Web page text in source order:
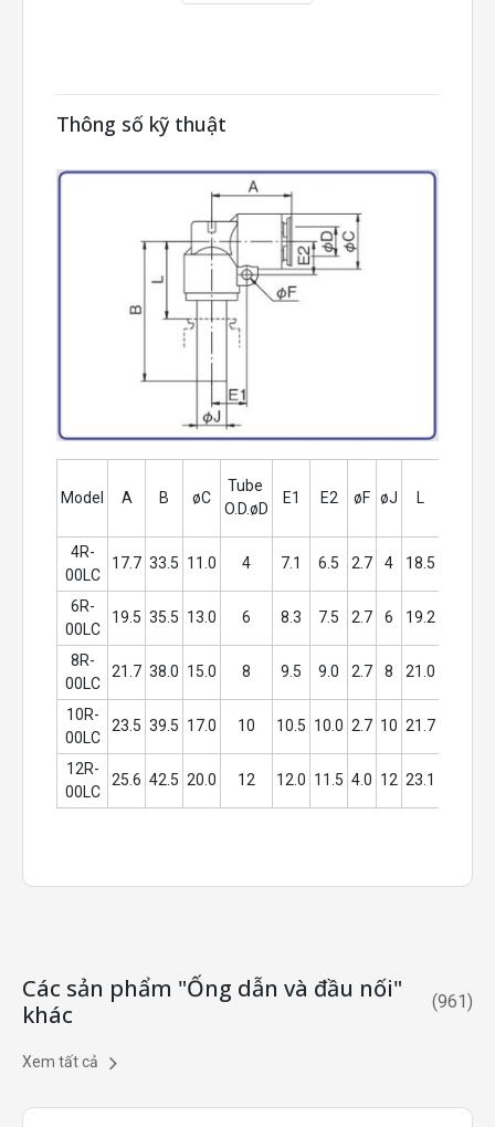
Thông số kỹ thuật
Model A B øC
Tube
O.D.øD
E1 E2 øF øJ L
4R-
00LC
17.7 33.5 11.0 4 7.1 6.5 2.7 4 18.5
6R-
00LC
19.5 35.5 13.0 6 8.3 7.5 2.7 6 19.2
8R-
00LC
21.7 38.0 15.0 8 9.5 9.0 2.7 8 21.0
10R-
00LC
23.5 39.5 17.0 10 10.5 10.0 2.7 10 21.7
12R-
00LC
25.6 42.5 20.0 12 12.0 11.5 4.0 12 23.1
Các sản phẩm "Ống dẫn và đầu nối"
khác
(961 )
Xem tất cả